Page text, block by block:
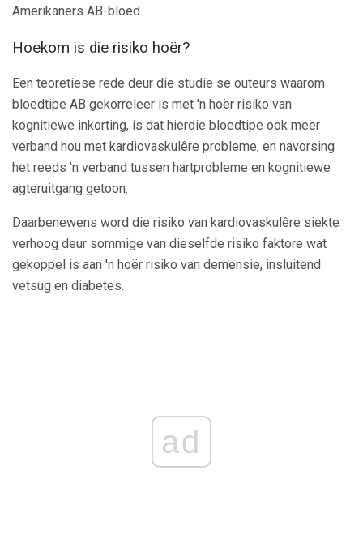
Amerikaners AB-bloed.
Hoekom is die risiko hoër?
Een teoretiese rede deur die studie se outeurs waarom
bloedtipe AB gekorreleer is met 'n hoër risiko van
kognitiewe inkorting, is dat hierdie bloedtipe ook meer
verband hou met kardiovaskulêre probleme, en navorsing
het reeds 'n verband tussen hartprobleme en kognitiewe
agteruitgang getoon.
Daarbenewens word die risiko van kardiovaskulêre siekte
verhoog deur sommige van dieselfde risiko faktore wat
gekoppel is aan 'n hoër risiko van demensie, insluitend
vetsug en diabetes.
ad